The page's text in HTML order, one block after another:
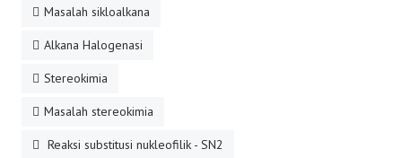
Masalah sikloalkana
Alkana Halogenasi
Stereokimia
Masalah stereokimia
Reaksi substitusi nukleofilik - SN2